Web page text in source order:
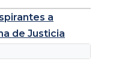
a
de Justicia